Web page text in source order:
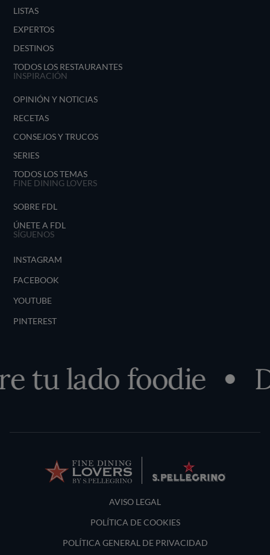
LISTAS
EXPERTOS
DESTINOS
TODOS LOS RESTAURANTES
INSPIRACIÓN
OPINIÓN Y NOTICIAS
RECETAS
CONSEJOS Y TRUCOS
SERIES
TODOS LOS TEMAS
FINE DINING LOVERS
SOBRE FDL
ÚNETE A FDL
SÍGUENOS
INSTAGRAM
FACEBOOK
YOUTUBE
PINTEREST
tu lado foodie
Terms and Conditions
AVISO LEGAL
POLÍTICA DE COOKIES
POLÍTICA GENERAL DE PRIVACIDAD